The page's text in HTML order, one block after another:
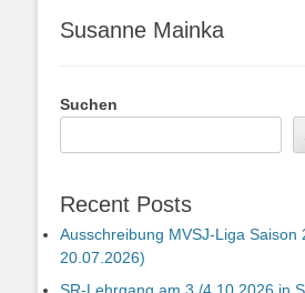
Susanne Mainka
Suchen
Recent Posts
Ausschreibung MVSJ-Liga Saison
20.07.2026)
SR-Lehrgang am 3./4.10.2026 in